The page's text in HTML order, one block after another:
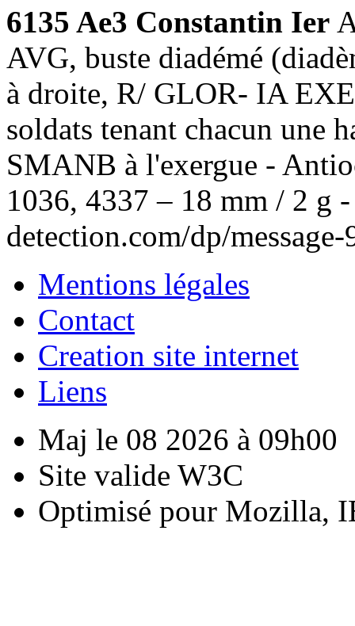
6135 Ae3 Constantin Ier
AVG, buste diadémé
à droite, R/ GLOR- IA
soldats tenant chacun une
SMANB à l'exergue -
1036, 4337 – 18 mm / 2 g
detection.com/dp/
Mentions légales
Contact
Creation site internet
Liens
Maj le 08 2026 à 09h00
Site valide W3C
Optimisé pour Mozilla,